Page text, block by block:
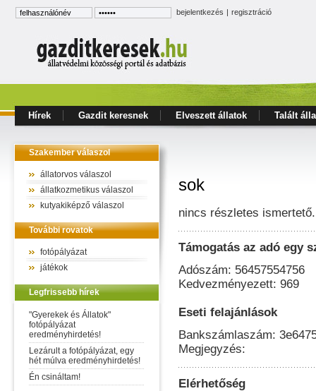
bejelentkezés | regisztráció
Hírek Gazdit keresnek Elveszett állatok Talált
Szakember válaszol
állatorvos válaszol
állatkozmetikus válaszol
kutyakiképző válaszol
További rovatok
fotópályázat
játékok
Legfrissebb hírek
"Gyerekek és Állatok"
fotópályázat
eredményhirdetés!
Lezárult a fotópályázat, egy
hét múlva eredményhirdetés!
Én csináltam!
sok
nincs részletes
Támogatás az adó egy
Adószám: 56457554756
Kedvezményezett: 969
Eseti felajánlások
Bankszámlaszám:
Megjegyzés:
Elérhetőség